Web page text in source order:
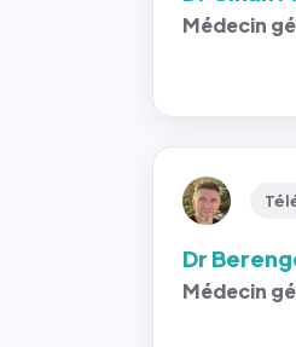
Médecin
Dr
Médecin